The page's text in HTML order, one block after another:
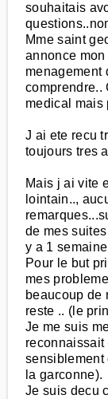
souhaitais
Mme saint
annonce
menagement
comprendre..
medical mais
J ai ete recu
toujours tres
Mais j ai vite
lointain..,
de mes
y a 1
Pour le but
mes
beaucoup de
reste .. (le
Je me suis
reconnaissait
sensiblement
la garconne).
Je suis decu